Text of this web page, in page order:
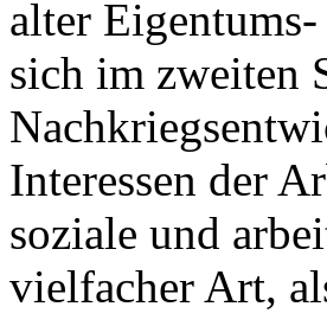
alter
sich im zweiten
Interessen der
soziale und
vielfacher Art,